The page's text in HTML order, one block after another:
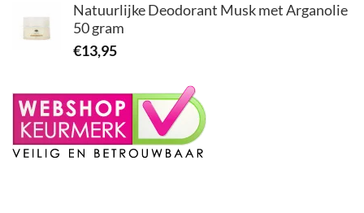
Natuurlijke Deodorant Musk met Arganolie
50 gram
€13,95